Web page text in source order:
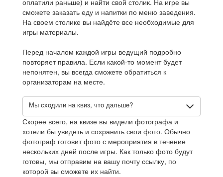
оплатили раньше) и найти свой столик. На игре вы
сможете заказать еду и напитки по меню заведения.
На своем столике вы найдёте все необходимые для
игры материалы.
Перед началом каждой игры ведущий подробно
повторяет правила. Если какой-то момент будет
непонятен, вы всегда сможете обратиться к
организаторам на месте.
Мы сходили на квиз, что дальше?
Скорее всего, на квизе вы видели фотографа и
хотели бы увидеть и сохранить свои фото. Обычно
фотограф готовит фото с мероприятия в течение
нескольких дней после игры. Как только фото будут
готовы, мы отправим на вашу почту ссылку, по
которой вы сможете их найти.